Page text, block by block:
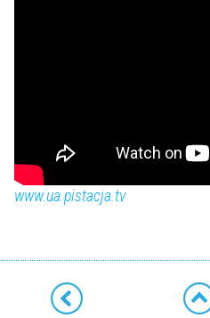
www.ua.pistacja.tv